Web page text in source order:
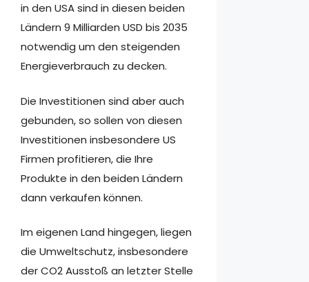
in den USA sind in diesen beiden
Ländern 9 Milliarden USD bis 2035
notwendig um den steigenden
Energieverbrauch zu decken.
Die Investitionen sind aber auch
gebunden, so sollen von diesen
Investitionen insbesondere US
Firmen profitieren, die Ihre
Produkte in den beiden Ländern
dann verkaufen können.
Im eigenen Land hingegen, liegen
die Umweltschutz, insbesondere
der CO2 Ausstoß an letzter Stelle